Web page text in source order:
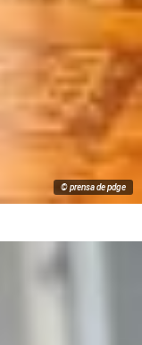
© prensa de pdge